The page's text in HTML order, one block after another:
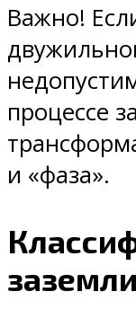
Важно!
процессе
и «фаза».